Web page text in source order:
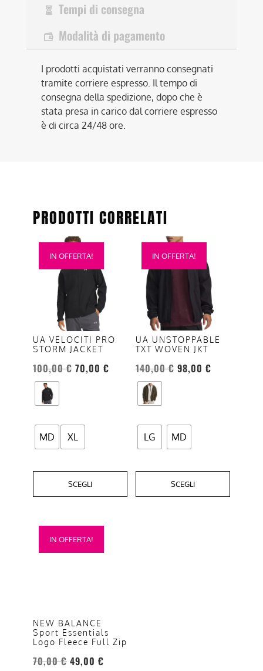
Tempi di consegna
Modalità di pagamento
I prodotti acquistati verranno consegnati
tramite corriere espresso. Il tempo di
consegna della spedizione, dopo che è
stata presa in carico dal corriere espresso
è di circa 24/48 ore.
PRODOTTI CORRELATI
IN OFFERTA!
UA VELOCITI PRO
STORM JACKET
100,00€ 70,00 €
MD XL
SCEGLI
Questo
prodotto
varianti.
opzioni
possono
essere
scelte
nella
del
prodotto
IN OFFERTA!
UA UNSTOPPABLE
TXT WOVEN JKT
140,00€ 98,00 €
LG MD
SCEGLI
Questo
prodotto
più
varianti.
opzioni
possono
essere
scelte
nella
del
prodotto
IN OFFERTA!
NEW BALANCE
Sport Essentials
Logo Fleece Full Zip
70,00€ 49,00 €
Questo
prodotto
opzioni
possono
essere
scelte